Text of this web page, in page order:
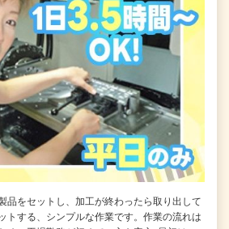
品をセットし、加工が終わったら取り出して
トする、シンプルな作業です。作業の流れは